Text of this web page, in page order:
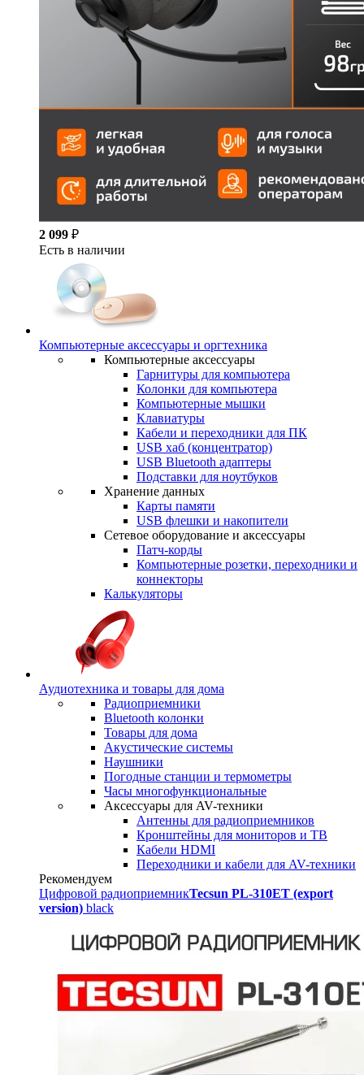
2 099 ₽
Есть в наличии
Компьютерные аксессуары и оргтехника
Компьютерные аксессуары
Гарнитуры для компьютера
Колонки для компьютера
Компьютерные мышки
Клавиатуры
Кабели и переходники для ПК
USB хаб (концентратор)
USB Bluetooth адаптеры
Подставки для ноутбуков
Хранение данных
Карты памяти
USB флешки и накопители
Сетевое оборудование и аксессуары
Патч-корды
Компьютерные розетки, переходники и
коннекторы
Калькуляторы
Аудиотехника и товары для дома
Радиоприемники
Bluetooth колонки
Товары для дома
Акустические системы
Наушники
Погодные станции и термометры
Часы многофункциональные
Аксессуары для AV-техники
Антенны для радиоприемников
Кронштейны для мониторов и ТВ
Кабели HDMI
Переходники и кабели для AV-техники
Рекомендуем
Цифровой радиоприемникTecsun PL-310ET (export
version) black